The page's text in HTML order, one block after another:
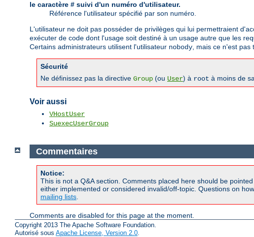
le caractère # suivi d'un numéro d'utilisateur.
Référence l'utilisateur spécifié par son numéro.
L'utilisateur ne doit pas posséder de privilèges qui lui permettraient
exécuter de code dont l'usage soit destiné à un usage autre que les
Certains administrateurs utilisent l'utilisateur nobody , mais ce n'est
Sécurité
Ne définissez pas la directive Group (ou User) à root à moins de
Voir aussi
VHostUser
SuexecUserGroup
Commentaires
Notice:
This is not a Q&A section. Comments placed here should be
either implemented or considered invalid/off-topic. Questions on
mailing lists.
Comments are disabled for this page at the moment.
Copyright 2013 The Apache Software Foundation.
Autorisé sous Apache License, Version 2.0